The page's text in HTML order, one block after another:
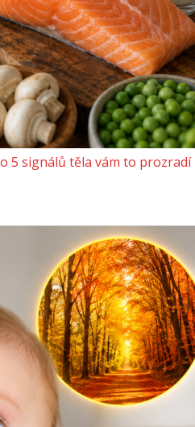
5 signálů těla vám to prozradí